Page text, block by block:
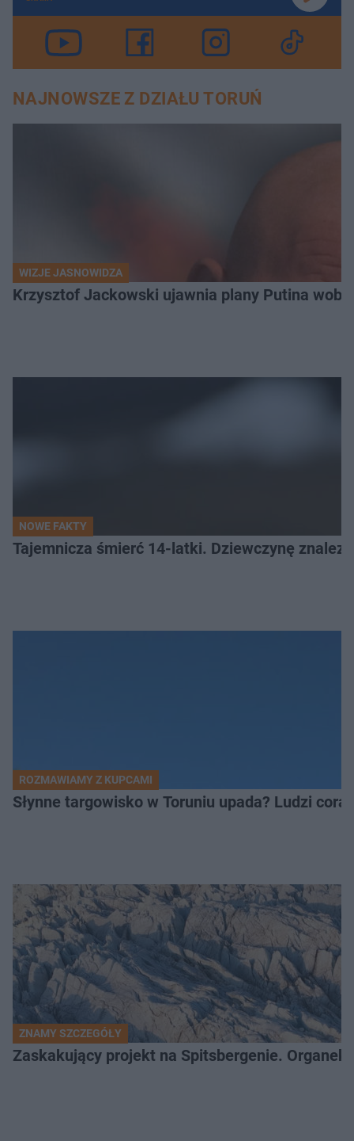
NAJNOWSZE Z DZIAŁU TORUŃ
WIZJE JASNOWIDZA
Krzysztof Jackowski ujawnia plany Putina
NOWE FAKTY
Tajemnicza śmierć 14-latki. Dziewczynę
ROZMAWIAMY Z KUPCAMI
Słynne targowisko w Toruniu upada? Ludzi
ZNAMY SZCZEGÓŁY
Zaskakujący projekt na Spitsbergenie.